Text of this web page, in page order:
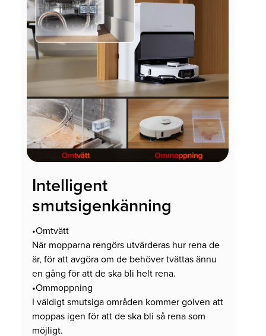
Intelligent
smutsigenkänning
•Omtvätt
När mopparna rengörs utvärderas hur rena de
är, för att avgöra om de behöver tvättas ännu
en gång för att de ska bli helt rena.
•Ommoppning
I väldigt smutsiga områden kommer golven att
moppas igen för att de ska bli så rena som
möjligt.